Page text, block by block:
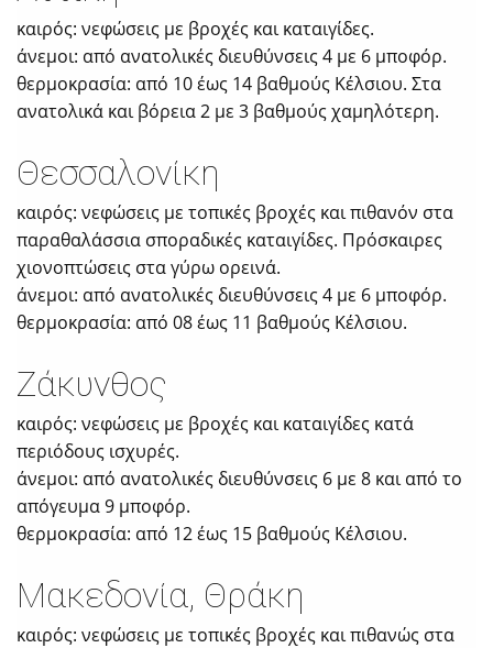
καιρός: νεφώσεις με βροχές και καταιγίδες.
άνεμοι: από ανατολικές διευθύνσεις 4 με 6 μποφόρ.
θερμοκρασία: από 10 έως 14 βαθμούς Κέλσιου. Στα
ανατολικά και βόρεια 2 με 3 βαθμούς χαμηλότερη.
Θεσσαλονίκη
καιρός: νεφώσεις με τοπικές βροχές και πιθανόν στα
παραθαλάσσια σποραδικές καταιγίδες. Πρόσκαιρες
χιονοπτώσεις στα γύρω ορεινά.
άνεμοι: από ανατολικές διευθύνσεις 4 με 6 μποφόρ.
θερμοκρασία: από 08 έως 11 βαθμούς Κέλσιου.
Ζάκυνθος
καιρός: νεφώσεις με βροχές και καταιγίδες κατά
περιόδους ισχυρές.
άνεμοι: από ανατολικές διευθύνσεις 6 με 8 και από το
απόγευμα 9 μποφόρ.
θερμοκρασία: από 12 έως 15 βαθμούς Κέλσιου.
Μακεδονία, Θράκη
καιρός: νεφώσεις με τοπικές βροχές και πιθανώς στα